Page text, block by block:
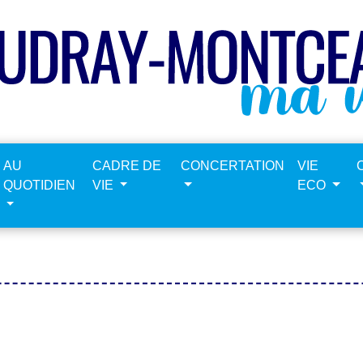
AU
QUOTIDIEN
CADRE DE
VIE
CONCERTATION
VIE
ECO